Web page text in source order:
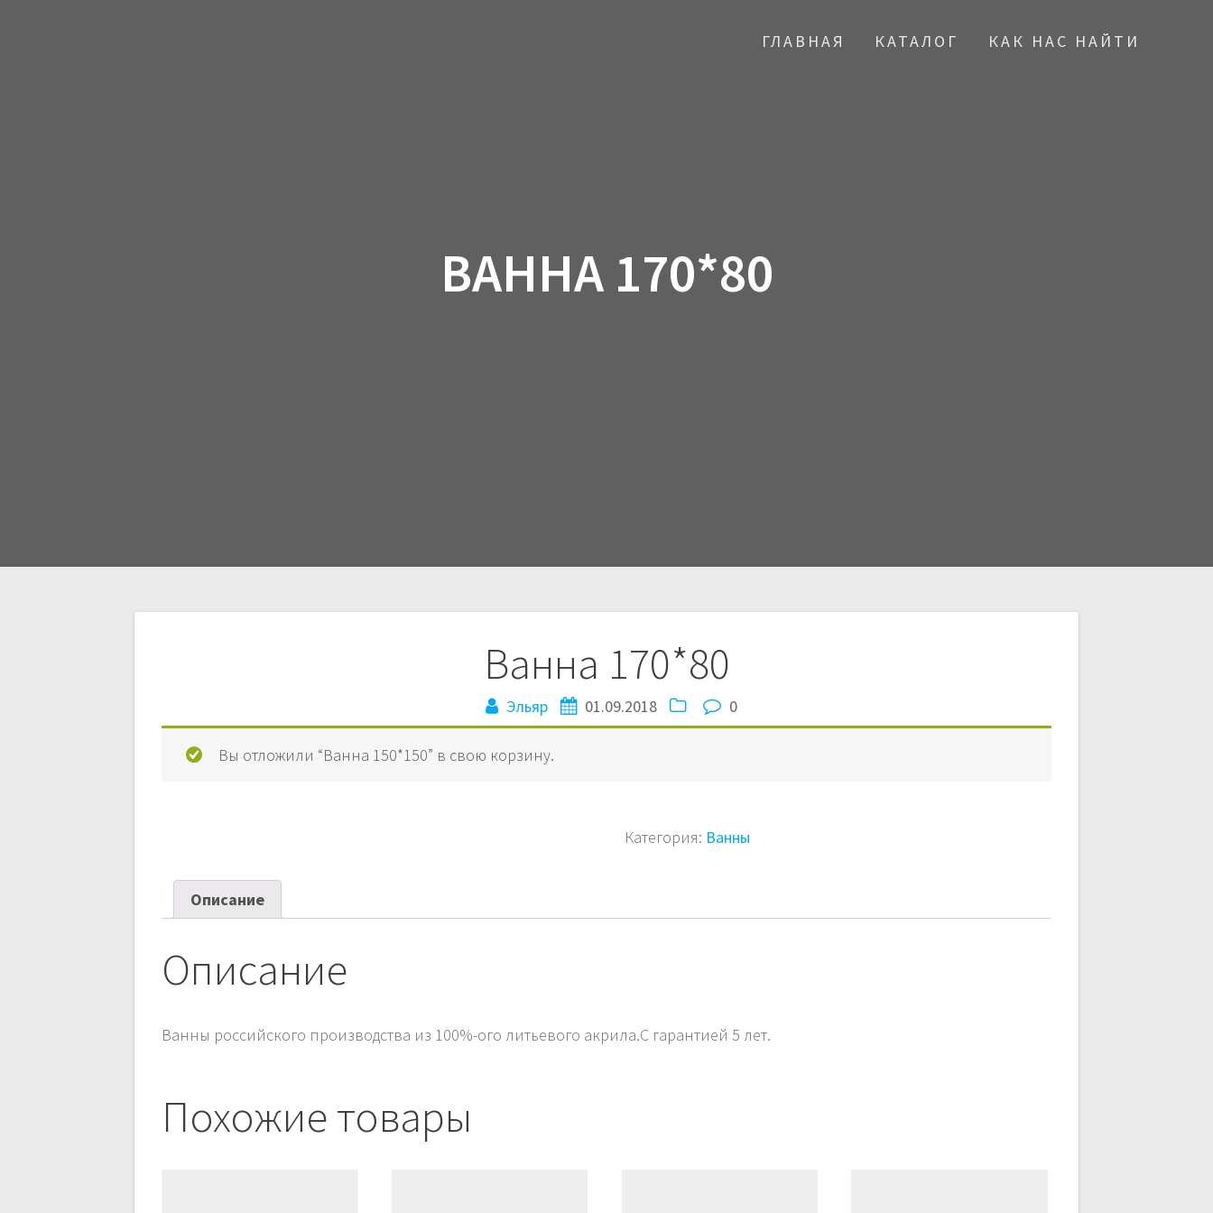
ГЛАВНАЯ КАТАЛОГ КАК НАС НАЙТИ
ВАННА 170*80
Ванна 170*80
Эльяр 01.09.2018 0
Вы отложили “Ванна 150*150” в свою корзину.
Категория: Ванны
Описание
Описание
Ванны российского производства из 100%-ого литьевого акрила.С гарантией 5 лет.
Похожие товары
по
записям